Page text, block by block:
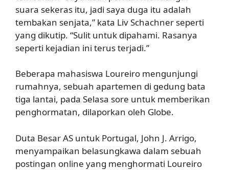
suara sekeras itu, jadi saya duga itu adalah
tembakan senjata,” kata Liv Schachner seperti
yang dikutip. “Sulit untuk dipahami. Rasanya
seperti kejadian ini terus terjadi.”
Beberapa mahasiswa Loureiro mengunjungi
rumahnya, sebuah apartemen di gedung bata
tiga lantai, pada Selasa sore untuk memberikan
penghormatan, dilaporkan oleh Globe.
Duta Besar AS untuk Portugal, John J. Arrigo,
menyampaikan belasungkawa dalam sebuah
postingan online yang menghormati Loureiro